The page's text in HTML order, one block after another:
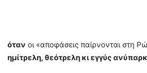
όταν οι «αποφάσεις παίρνονται στη
ημίτρελη, θεότρελη κι εγγύς